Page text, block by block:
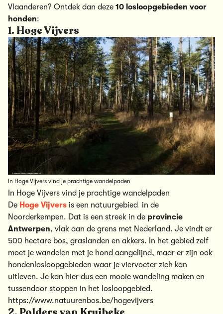
Vlaanderen? Ontdek dan deze 10 losloopgebieden voor
honden:
1. Hoge Vijvers
In Hoge Vijvers vind je prachtige wandelpaden
In Hoge Vijvers vind je prachtige wandelpaden
De Hoge Vijvers is een natuurgebied in de
Noorderkempen. Dat is een streek in de provincie
Antwerpen, vlak aan de grens met Nederland. Je vindt er
500 hectare bos, graslanden en akkers. In het gebied zelf
moet je wandelen met je hond aangelijnd, maar er zijn ook
hondenlosloopgebieden waar je viervoeter zich kan
uitleven. Je kan hier dus een mooie wandeling maken en
tussendoor stoppen in het losloopgebied.
https://www.natuurenbos.be/hogevijvers